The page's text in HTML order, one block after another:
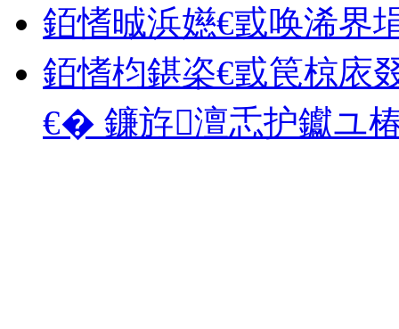
銆愭晠浜嬨€戜唤浠界
銆愭枃鍖栥€戜笢椋庡
€� 鐮斿澶忎护钀ユ